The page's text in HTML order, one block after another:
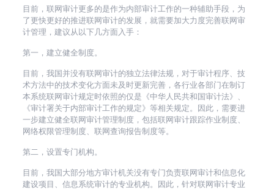
目前，联网审计更多的是作为内部审计工作的一种辅助手段，为
了更快更好的推进联网审计的发展，就需要加大力度完善联网审
计管理，建议从以下几方面入手：
第一，建立健全制度。
目前，我国并没有联网审计的独立法律法规，对于审计程序、技
术方法中的技术变化方面未及时更新完善，各行业各部门在制订
本系统联网审计规定时依照的仅是《中华人民共和国审计法》、
《审计署关于内部审计工作的规定》等相关规定。因此，需要进
一步建立健全联网审计管理制度，包括联网审计跟踪作业制度、
网络权限管理制度、联网查询报告制度等。
第二，设置专门机构。
目前，我国大部分地方审计机关没有专门负责联网审计和信息化
建设项目、信息系统审计的专业机构。因此，针对联网审计专业